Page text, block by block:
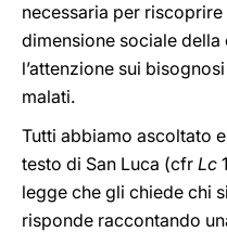
necessaria per
dimensione sociale
l’attenzione sui
malati.
Tutti abbiamo ascoltato
testo di San Luca (cfr Lc
legge che gli chiede chi
risponde raccontando